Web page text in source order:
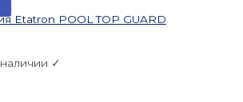
Etatron POOL TOP GUARD
наличии ✓